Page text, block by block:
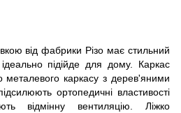
від фабрики Різо має стильний
підійде для дому. Каркас
металевого каркасу з дерев'яними
ортопедичні властивості
відмінну вентиляцію. Ліжко